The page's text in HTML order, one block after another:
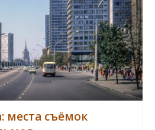
места съёмок